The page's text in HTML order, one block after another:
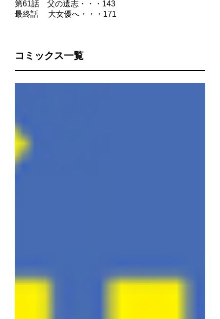
第61話 父の遺志・・・143
最終話 大女優へ・・・171
コミックス一覧